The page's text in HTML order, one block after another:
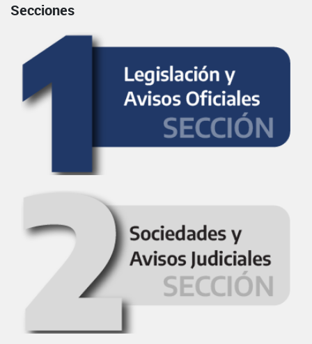
Secciones